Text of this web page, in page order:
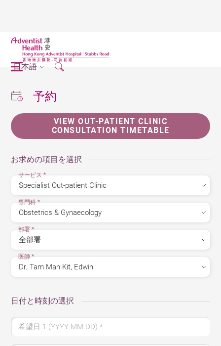
日本語
予約
VIEW OUT-PATIENT CLINIC
CONSULTATION TIMETABLE
お求めの項目を選択
サービス*
専門科*
部署*
医師*
日付と時刻の選択
希望日 1 (YYYY-MM-DD)*